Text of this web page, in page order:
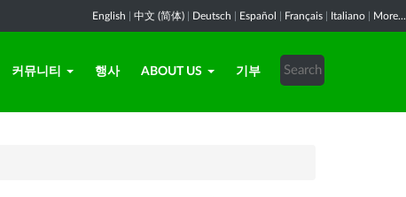
English 中文 (简体) Deutsch Español Français Italiano More...
커뮤니티 행사 ABOUT US 기부